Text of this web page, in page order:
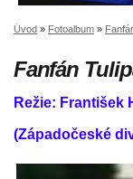
Úvod » Fotoalbum »
Fanfán
Režie: František
(Západočeské